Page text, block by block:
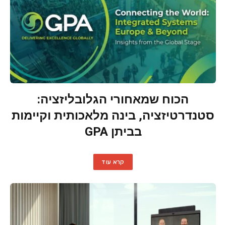
הכוח שמאחורי הגלובליזציה:
סטנדרטיזציה, בינה מלאכותית וקיימות
בביתן GPA
קרא עוד